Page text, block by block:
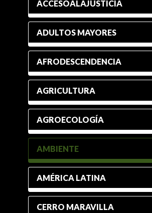
ACCESOALAJUSTICIA
ADULTOS MAYORES
AFRODESCENDENCIA
AGRICULTURA
AGROECOLOGÍA
AMBIENTE
AMÉRICA LATINA
CERRO MARAVILLA